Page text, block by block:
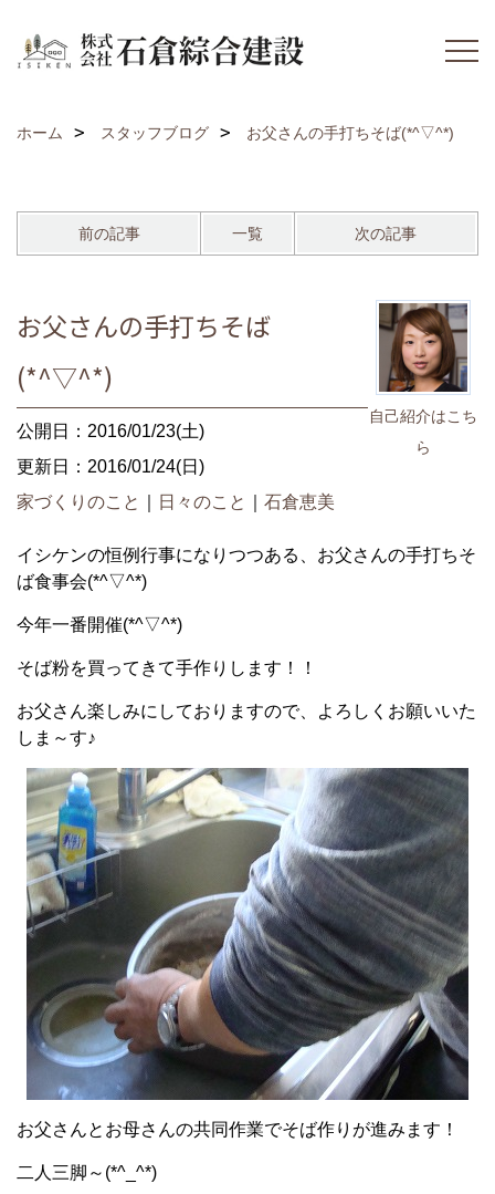
ホーム スタッフブログ お父さんの手打ちそば(*^▽^*)
前の記事 一覧 次の記事
自己紹介はこち
ら
お父さんの手打ちそば
(*^▽^*)
公開日：2016/01/23(土)
更新日：2016/01/24(日)
家づくりのこと
日々のこと 石倉恵美
イシケンの恒例行事になりつつある、お父さんの手打ちそ
ば食事会(*^▽^*)
今年一番開催(*^▽^*)
そば粉を買ってきて手作りします！！
お父さん楽しみにしておりますので、よろしくお願いいた
しま～す♪
お父さんとお母さんの共同作業でそば作りが進みます！
二人三脚～(*^_^*)